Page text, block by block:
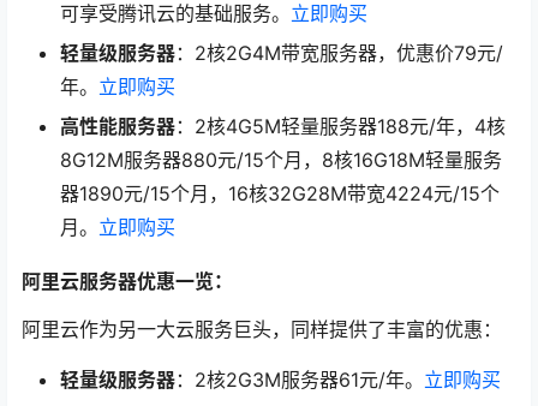
可享受腾讯云的基础服务。 立即购买
轻量级服务器：2核2G4M带宽服务器，优惠价79元/
年。 立即购买
高性能服务器：2核4G5M轻量服务器188元/年，4核
8G12M服务器880元/15个月，8核16G18M轻量服务
器1890元/15个月，16核32G28M带宽4224元/15个
月。 立即购买
阿里云服务器优惠一览：
阿里云作为另一大云服务巨头，同样提供了丰富的优惠：
轻量级服务器：2核2G3M服务器61元/年。 立即购买